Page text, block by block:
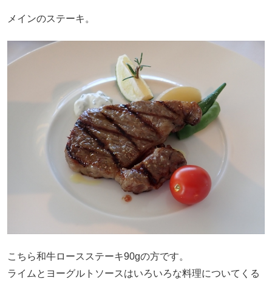
メインのステーキ。
こちら和牛ロースステーキ90gの方です。
ライムとヨーグルトソースはいろいろな料理についてくる